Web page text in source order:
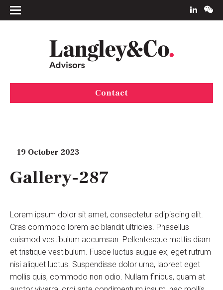
Contact
19 October 2023
Gallery-287
Lorem ipsum dolor sit amet, consectetur adipiscing elit.
Cras commodo lorem ac blandit ultricies. Phasellus
euismod vestibulum accumsan. Pellentesque mattis diam
et tristique vestibulum. Fusce luctus augue ex, eget rutrum
nisi aliquet luctus. Suspendisse dolor urna, laoreet eget
mollis quis, commodo non odio. Nullam finibus, quam at